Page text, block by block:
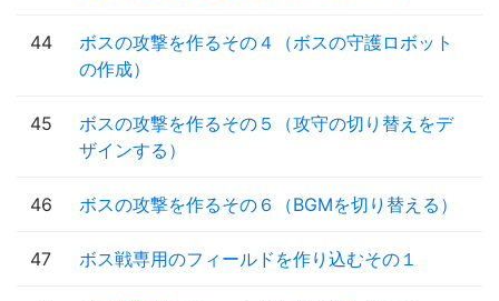
44
ボスの攻撃を作るその４（ボスの守護ロボット
の作成）
45
ボスの攻撃を作るその５（攻守の切り替えをデ
ザインする）
46 ボスの攻撃を作るその６（BGMを切り替える）
47 ボス戦専用のフィールドを作り込むその１